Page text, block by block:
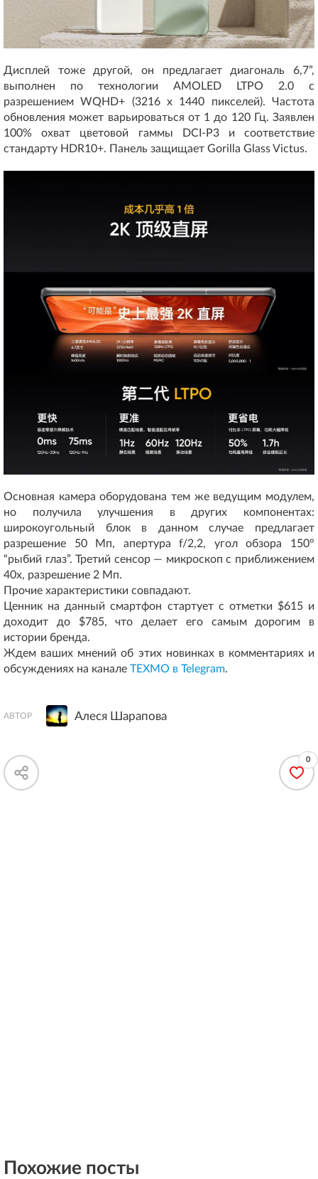
Дисплей тоже другой, он предлагает диагональ 6,7”,
выполнен по технологии AMOLED LTPO 2.0 с
разрешением WQHD+ (3216 x 1440 пикселей). Частота
обновления может варьироваться от 1 до 120 Гц. Заявлен
100% охват цветовой гаммы DCI-P3 и соответствие
стандарту HDR10+. Панель защищает Gorilla Glass Victus.
Основная камера оборудована тем же ведущим модулем,
но получила улучшения в других компонентах:
широкоугольный блок в данном случае предлагает
разрешение 50 Мп, апертура f/2,2, угол обзора 150°
“рыбий глаз”. Третий сенсор — микроскоп с приближением
40x, разрешение 2 Мп.
Прочие характеристики совпадают.
Ценник на данный смартфон стартует с отметки $615 и
доходит до $785, что делает его самым дорогим в
истории бренда.
Ждем ваших мнений об этих новинках в комментариях и
обсуждениях на канале ТЕХМО в Telegram.
АВТОР Алеся Шарапова
0
Похожие посты